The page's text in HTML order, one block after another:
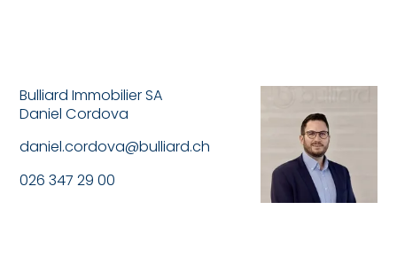
Bulliard Immobilier SA
Daniel Cordova
daniel.cordova@bulliard.ch
026 347 29 00